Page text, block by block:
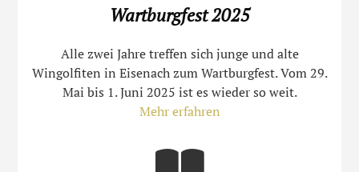
Wartburgfest 2025
Alle zwei Jahre treffen sich junge und alte
Wingolfiten in Eisenach zum Wartburgfest. Vom 29.
Mai bis 1. Juni 2025 ist es wieder so weit.
Mehr erfahren